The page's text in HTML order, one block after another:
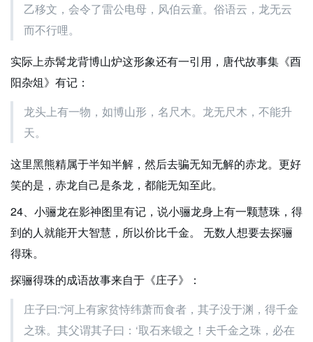
乙移文，会令了雷公电母，风伯云童。俗语云，龙无云
而不行哩。
实际上赤髯龙背博山炉这形象还有一引用，唐代故事集《酉
阳杂俎》有记：
龙头上有一物，如博山形，名尺木。龙无尺木，不能升
天。
这里黑熊精属于半知半解，然后去骗无知无解的赤龙。更好
笑的是，赤龙自己是条龙，都能无知至此。
24、小骊龙在影神图里有记，说小骊龙身上有一颗慧珠，得
到的人就能开大智慧，所以价比千金。 无数人想要去探骊
得珠。
探骊得珠的成语故事来自于《庄子》：
庄子曰:“河上有家贫恃纬萧而食者，其子没于渊，得千金
之珠。其父谓其子曰：‘取石来锻之！夫千金之珠，必在